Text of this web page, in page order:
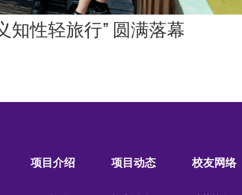
知性轻旅行” 圆满落幕
项目介绍 项目动态 校友网络